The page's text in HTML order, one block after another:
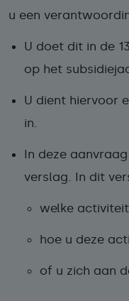
u een
U doet dit in de
op het
U dient hiervoor
in.
In deze
verslag. In dit
welke
hoe u deze
of u zich aan